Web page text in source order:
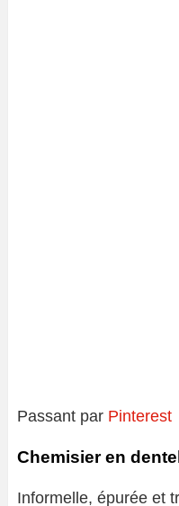
Passant par Pinterest
Chemisier en
Informelle, épurée et